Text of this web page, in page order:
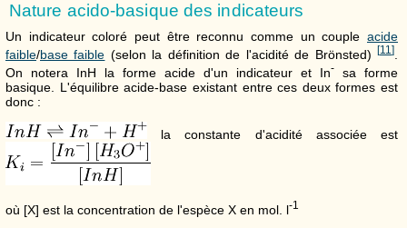
Nature acido-basique des indicateurs
Un indicateur coloré peut être reconnu comme un couple acide
faible/base faible (selon la définition de l'acidité de Brönsted)[11]
On notera InH la forme acide d'un indicateur et In- sa forme
basique. L'équilibre acide-base existant entre ces deux formes est
donc :
la constante d'acidité associée est
où [X] est la concentration de l'espèce X en mol. l-1